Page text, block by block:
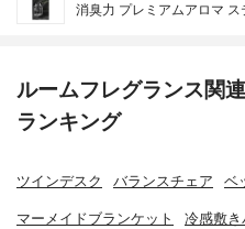
消臭力 プレミアムアロマ ス
ルームフレグランス関
ランキング
ツインデスク バランスチェア ベ
マーメイドブランケット 冷感敷き